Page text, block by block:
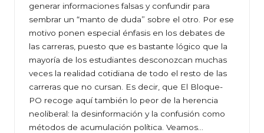
generar informaciones falsas y confundir para
sembrar un “manto de duda” sobre el otro. Por ese
motivo ponen especial énfasis en los debates de
las carreras, puesto que es bastante lógico que la
mayoría de los estudiantes desconozcan muchas
veces la realidad cotidiana de todo el resto de las
carreras que no cursan. Es decir, que El Bloque-
PO recoge aquí también lo peor de la herencia
neoliberal: la desinformación y la confusión como
métodos de acumulación política. Veamos…